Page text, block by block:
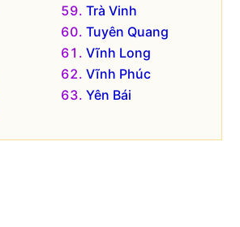
Trà Vinh
Tuyên Quang
Vĩnh Long
Vĩnh Phúc
Yên Bái